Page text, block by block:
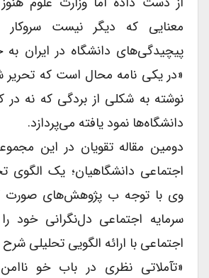
معنایی که دیگر نیست سروکار
پیچیدگی‌های دانشگاه در ایران به
«در یکی نامه محال است که تحریر
نوشته به شکلی از بردگی که نه در
دانشگاه‌ها نمود یافته می‌پردازد.
دومین مقاله تقویان در این
اجتماعی دانشگاهیان؛ یک الگوی
وی با توجه ب پژوهش‌های صورت
سرمایه اجتماعی دل‌نگرانی خود را
اجتماعی با ارائه الگویی تحلیلی
«تآملاتی نظری در باب خو ناامن